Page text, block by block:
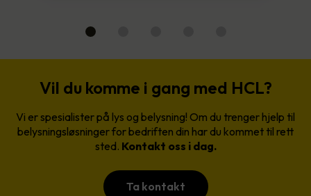
Vil du komme i gang med HCL?
Vi er spesialister på lys og belysning! Om du trenger hjelp til
belysningsløsninger for bedriften din har du kommet til rett
sted. Kontakt oss i dag.
Ta kontakt